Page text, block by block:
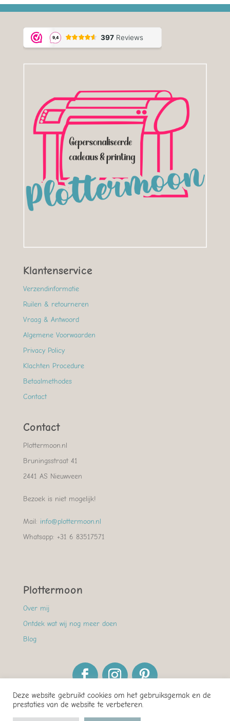
Klantenservice
Verzendinformatie
Ruilen & retourneren
Vraag & Antwoord
Algemene Voorwaarden
Privacy Policy
Klachten Procedure
Betaalmethodes
Contact
Contact
Plottermoon.nl
Bruningsstraat 41
2441 AS Nieuwveen
Bezoek is niet mogelijk!
Mail: info@plottermoon.nl
Whatsapp: +31 6 83517571
Plottermoon
Over mij
Ontdek wat wij nog meer doen
Blog
Deze website gebruikt cookies om het gebruiksgemak en de
prestaties van de website te verbeteren.